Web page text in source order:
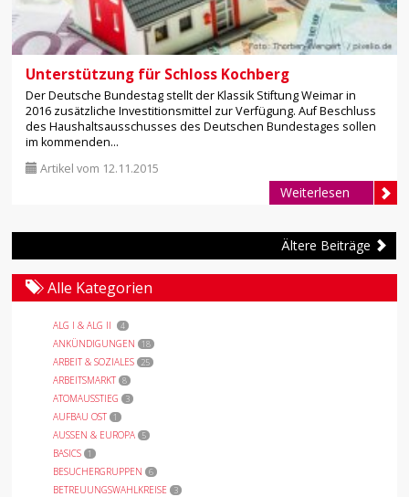
Unterstützung für Schloss Kochberg
Der Deutsche Bundestag stellt der Klassik Stiftung Weimar in
2016 zusätzliche Investitionsmittel zur Verfügung. Auf Beschluss
des Haushaltsausschusses des Deutschen Bundestages sollen
im kommenden...
Artikel vom 12.11.2015
Weiterlesen
Ältere Beiträge
Alle Kategorien
ALG I & ALG II 4
ANKÜNDIGUNGEN 18
ARBEIT & SOZIALES 25
ARBEITSMARKT 8
ATOMAUSSTIEG 3
AUFBAU OST 1
AUSSEN & EUROPA 5
BASICS 1
BESUCHERGRUPPEN 6
BETREUUNGSWAHLKREISE 3